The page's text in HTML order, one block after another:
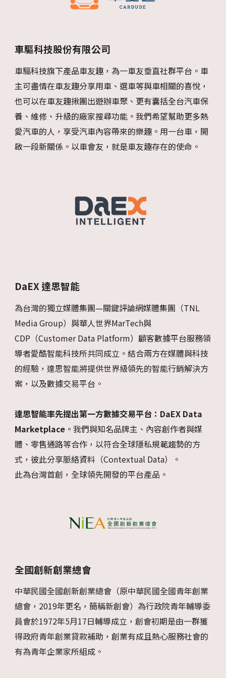
車驅科技股份有限公司
車驅科技旗下產品車友趣，為一車友垂直社群平台。車
主可盡情在車友趣分享用車、選車等與車相關的喜悅，
也可以在車友趣揪團出遊辦車聚、更有囊括全台汽車保
養、維修、升級的廠家搜尋功能。我們希望幫助更多熱
愛汽車的人，享受汽車內容帶來的樂趣。用一台車，開
啟一段新關係。以車會友，就是車友趣存在的使命。
DaEX 達思智能
為台灣的獨立媒體集團—關鍵評論網媒體集團（TNL
Media Group）與華人世界MarTech與
CDP（Customer Data Platform）顧客數據平台服務領
導者愛酷智能科技所共同成立。結合兩方在媒體與科技
的經驗，達思智能將提供世界級領先的智能行銷解決方
案，以及數據交易平台。
達思智能率先提出第一方數據交易平台：DaEX Data
Marketplace 。我們與知名品牌主、內容創作者與媒
體、零售通路等合作，以符合全球隱私規範趨勢的方
式，彼此分享脈絡資料（Contextual Data）。
此為台灣首創，全球領先開發的平台產品。
全國創新創業總會
中華民國全國創新創業總會（原中華民國全國青年創業
總會，2019年更名，簡稱新創會）為行政院青年輔導委
員會於1972年5月17日輔導成立，創會初期是由一群獲
得政府青年創業貸款補助，創業有成且熱心服務社會的
有為青年企業家所組成。